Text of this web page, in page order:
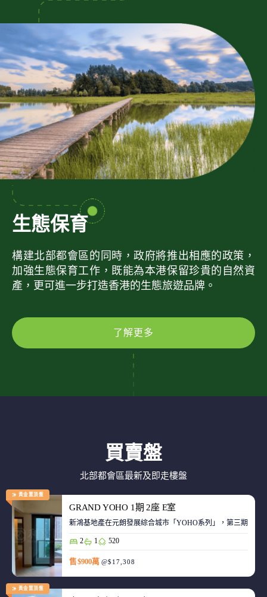
生態保育
構建北部都會區的同時，政府將推出相應的政策，
加強生態保育工作，既能為本港保留珍貴的自然資
產，更可進一步打造香港的生態旅遊品牌。
了解更多
買賣盤
北部都會區最新及即走樓盤
黃金置頂盤
GRAND YOHO 1期 2座 E室
2 1 520
售 $900萬 @$17,308
黃金置頂盤